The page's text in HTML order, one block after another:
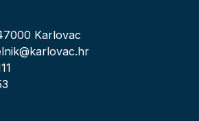
Karlovac